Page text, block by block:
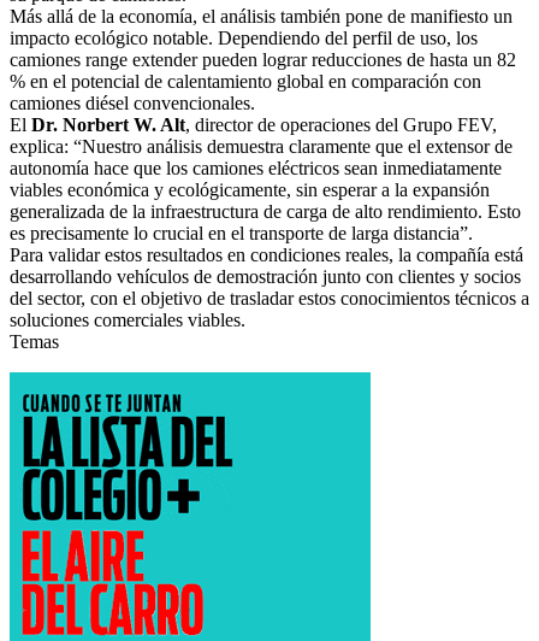
Más allá de la economía, el análisis también pone de manifiesto un
impacto ecológico notable. Dependiendo del perfil de uso, los
camiones range extender pueden lograr reducciones de hasta un 82
% en el potencial de calentamiento global en comparación con
camiones diésel convencionales.
El Dr. Norbert W. Alt, director de operaciones del Grupo FEV,
explica: “Nuestro análisis demuestra claramente que el extensor de
autonomía hace que los camiones eléctricos sean inmediatamente
viables económica y ecológicamente, sin esperar a la expansión
generalizada de la infraestructura de carga de alto rendimiento. Esto
es precisamente lo crucial en el transporte de larga distancia”.
Para validar estos resultados en condiciones reales, la compañía está
desarrollando vehículos de demostración junto con clientes y socios
del sector, con el objetivo de trasladar estos conocimientos técnicos a
soluciones comerciales viables.
Temas